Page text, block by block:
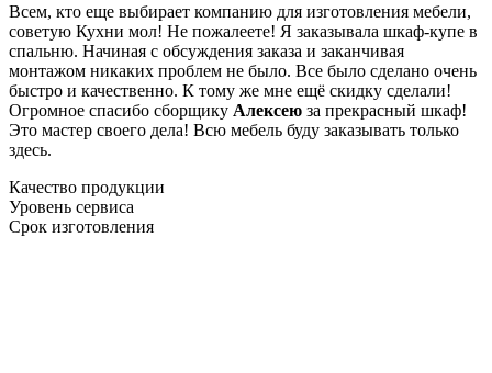
Всем, кто еще выбирает компанию для изготовления мебели,
советую Кухни мол! Не пожалеете! Я заказывала шкаф-купе в
спальню. Начиная с обсуждения заказа и заканчивая
монтажом никаких проблем не было. Все было сделано очень
быстро и качественно. К тому же мне ещё скидку сделали!
Огромное спасибо сборщику Алексею за прекрасный шкаф!
Это мастер своего дела! Всю мебель буду заказывать только
здесь.
Качество продукции
Уровень сервиса
Срок изготовления